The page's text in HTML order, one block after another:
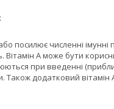
посилює численні
А може бути
при введенні
додатковий